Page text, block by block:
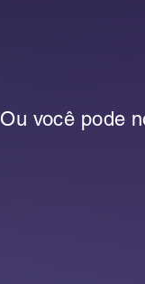
Ou você pode